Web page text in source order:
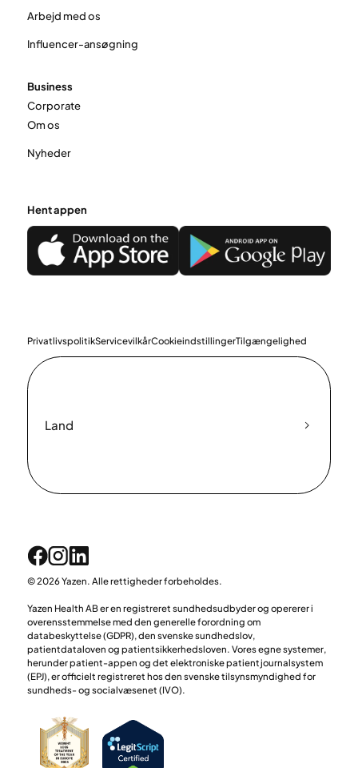
Arbejd med os
Influencer-ansøgning
Business
Corporate
Om os
Nyheder
Hent appen
PrivatlivspolitikServicevilkårCookieindstillingerTilgængelighed
Land
© 2026 Yazen. Alle rettigheder forbeholdes.
Yazen Health AB er en registreret sundhedsudbyder og opererer i
overensstemmelse med den generelle forordning om
databeskyttelse (GDPR), den svenske sundhedslov,
patientdataloven og patientsikkerhedsloven. Vores egne systemer,
herunder patient-appen og det elektroniske patientjournalsystem
(EPJ), er officielt registreret hos den svenske tilsynsmyndighed for
sundheds- og socialvæsenet (IVO).